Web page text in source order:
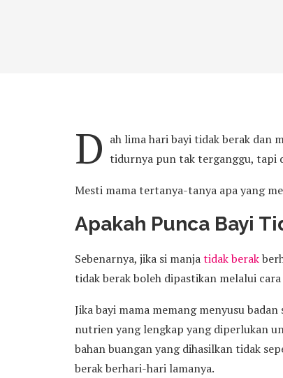
D ah lima hari bayi tidak berak dan
tidurnya pun tak terganggu, tapi
Mesti mama tertanya-tanya apa yang
Apakah Punca Bayi
Sebenarnya, jika si manjatidak berak
tidak berak boleh dipastikan melalui
Jika bayi mama memang menyusu
nutrien yang lengkap yang diperlukan
bahan buangan yang dihasilkan tidak
berak berhari-hari lamanya.